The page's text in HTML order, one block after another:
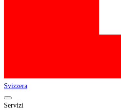
Svizzera
Servizi